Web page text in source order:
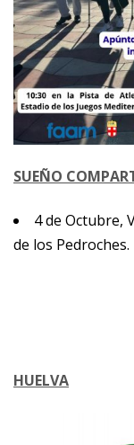
SUEÑO
4 de Octubre,
de los Pedroches.
HUELVA